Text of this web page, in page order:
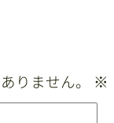
りません。 ※